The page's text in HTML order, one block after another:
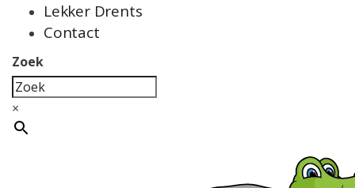
Lekker Drents
Contact
Zoek
×